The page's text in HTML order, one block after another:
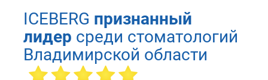
ICEBERG признанный
лидер среди стоматологий
Владимирской области